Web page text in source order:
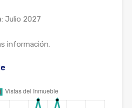
Julio 2027
información.